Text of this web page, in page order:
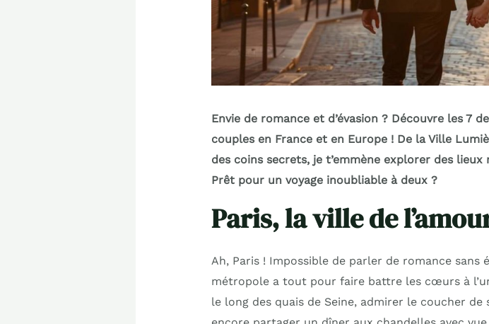
Envie de romance et d’évasion ? Découvre les 7
couples en France et en Europe ! De la Ville
des coins secrets, je t’emmène explorer des
Prêt pour un voyage inoubliable à deux ?
Paris, la ville de
Ah, Paris ! Impossible de parler de romance sans
métropole a tout pour faire battre les cœurs à
le long des quais de Seine, admirer le coucher